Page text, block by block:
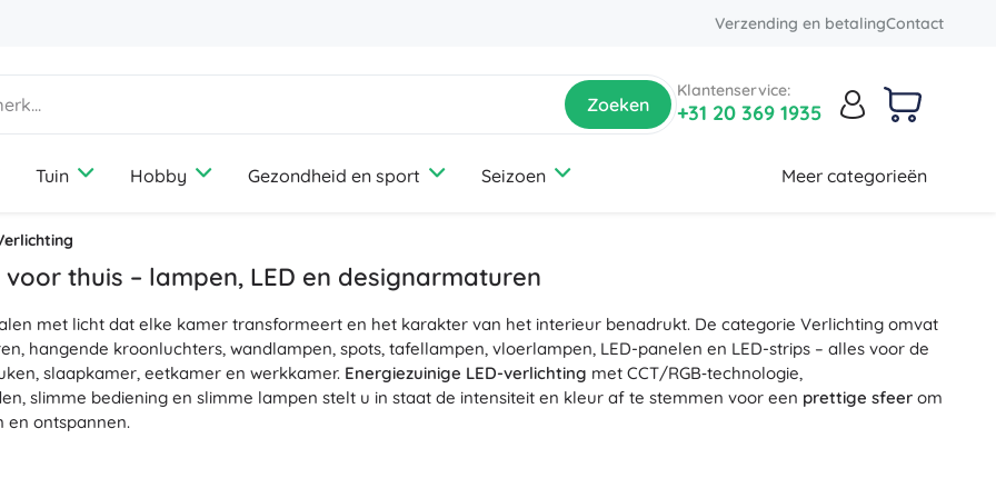
Verzending en betalingContact
Zoeken
Klantenservice:
+31 20 369 1935
Diffusers en geuren
Opbergen en organiseren van wasgoed
Verlichting
Bescherming en veiligheid
Thermometers en weerstations
Meer tonen
Schoonmaakbenodigdheden
Ramen wassen
Organisatie
Media
Drones
Projectoren
Elektrische voertuigen
Tuin
Opblaasspeelgoed
Bubbelbaden
Stoelen, hangmatten en ligbedden
Hobby
Naaien en haken Schilderen
Boeken
Gezondheid en sport
Wandeluitrusting
Vissen
Paddenstoelen plukken
Orthopedische hulpmiddelen
Gezondheidsapparatuur
Seizoen
Reizen
Bruiloft
Meer categorieën
Honden
Vogels
Knaagdieren
Veiligheid
Elektrische uitrusting
Autoverzorging
Meer tonen
thuis – lampen, LED en designarmaturen
met licht dat elke kamer transformeert en het karakter van het interieur benadrukt. De categorie Verlichting omvat
hangende kroonluchters, wandlampen, spots, tafellampen, vloerlampen, LED-panelen en LED-strips – alles voor de
slaapkamer, eetkamer en werkkamer. Energiezuinige LED-verlichting met CCT/RGB‑technologie,
slimme bediening en slimme lampen stelt u in staat de intensiteit en kleur af te stemmen voor een prettige sfeer om
en ontspannen.
synoniem voor
lichtvermogen (lumen), de kleurtemperatuur van warm tot koel wit (ca. 2700–6500 K) en een hoge kleurweergave-